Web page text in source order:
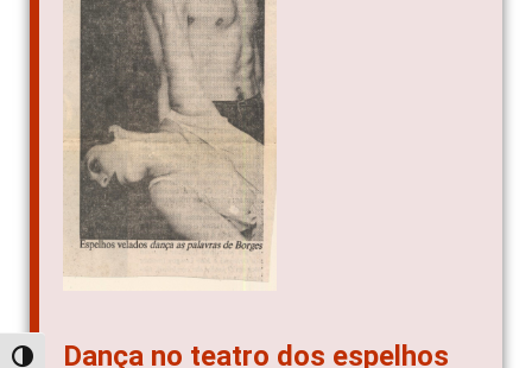
Alternar alto contraste
Dança no teatro dos espelhos